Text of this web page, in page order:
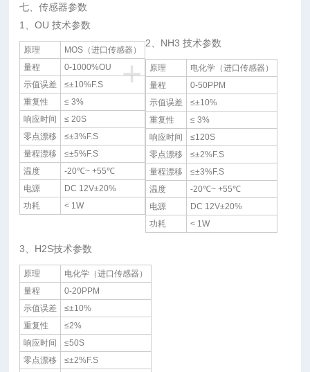
七、传感器参数
1、OU 技术参数
+
原理
MOS（进口传感器）
量程
0-1000%OU
示值误差
≤±10%F.S
重复性
≤ 3%
响应时间
≤ 20S
零点漂移
≤±3%F.S
量程漂移
≤±5%F.S
温度
-20℃~ +55℃
电源
DC 12V±20%
功耗
< 1W
2、NH3 技术参数
原理
电化学（进口传感器）
量程
0-50PPM
示值误差
≤±10%
重复性
≤ 3%
响应时间
≤120S
零点漂移
≤±2%F.S
量程漂移
≤±3%F.S
温度
-20℃~ +55℃
电源
DC 12V±20%
功耗
< 1W
3、H2S技术参数
原理
电化学（进口传感器）
量程
0-20PPM
示值误差
≤±10%
重复性
≤2%
响应时间
≤50S
零点漂移
≤±2%F.S